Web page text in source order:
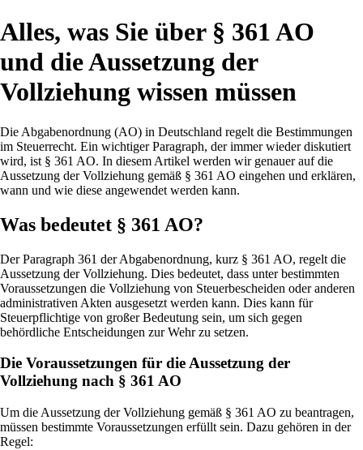
Alles, was Sie über § 361 AO
und die Aussetzung der
Vollziehung wissen müssen
Die Abgabenordnung (AO) in Deutschland regelt die Bestimmungen
im Steuerrecht. Ein wichtiger Paragraph, der immer wieder diskutiert
wird, ist § 361 AO. In diesem Artikel werden wir genauer auf die
Aussetzung der Vollziehung gemäß § 361 AO eingehen und erklären,
wann und wie diese angewendet werden kann.
Was bedeutet § 361 AO?
Der Paragraph 361 der Abgabenordnung, kurz § 361 AO, regelt die
Aussetzung der Vollziehung. Dies bedeutet, dass unter bestimmten
Voraussetzungen die Vollziehung von Steuerbescheiden oder anderen
administrativen Akten ausgesetzt werden kann. Dies kann für
Steuerpflichtige von großer Bedeutung sein, um sich gegen
behördliche Entscheidungen zur Wehr zu setzen.
Die Voraussetzungen für die Aussetzung der
Vollziehung nach § 361 AO
Um die Aussetzung der Vollziehung gemäß § 361 AO zu beantragen,
müssen bestimmte Voraussetzungen erfüllt sein. Dazu gehören in der
Regel: